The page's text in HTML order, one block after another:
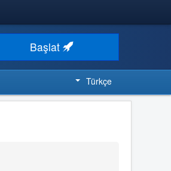
Başlat
Türkçe